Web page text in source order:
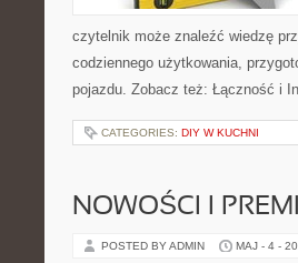
czytelnik może znaleźć wiedzę
codziennego użytkowania,
pojazdu. Zobacz też: Łączność i
CATEGORIES: DIY W KUCHNI
NOWOŚCI I
POSTED BY ADMIN MAJ - 4 -